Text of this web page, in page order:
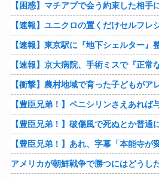
【速報】ユニクロの置くだけセルフレ
【速報】東京駅に『地下シェルター』
【豊臣兄弟！】破傷風で死ぬとか普通
【豊臣兄弟！】あれ、字幕「本能寺が
アメリカが朝鮮戦争で勝つにはどうし